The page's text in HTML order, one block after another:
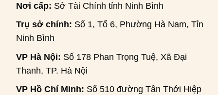
Nơi cấp: Sở Tài Chính tỉnh Ninh Bình
Trụ sở chính: Số 1, Tổ 6, Phường Hà Nam, Tỉnh
Ninh Bình
VP Hà Nội: Số 178 Phan Trọng Tuệ, Xã Đại
Thanh, TP. Hà Nội
VP Hồ Chí Minh: Số 510 đường Tân Thới Hiệp